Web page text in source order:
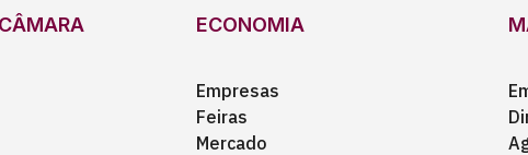
ECONOMIA
Empresas
Feiras
Mercado